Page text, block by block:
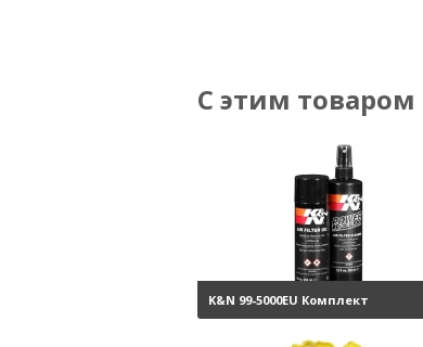
С этим товаром
K&N 99-5000EU Комплект
обслуживания воздушных